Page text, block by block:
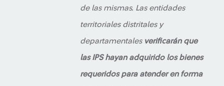
de las mismas. Las entidades
territoriales distritales y
departamentales verificarán que
las IPS hayan adquirido los bienes
requeridos para atender en forma